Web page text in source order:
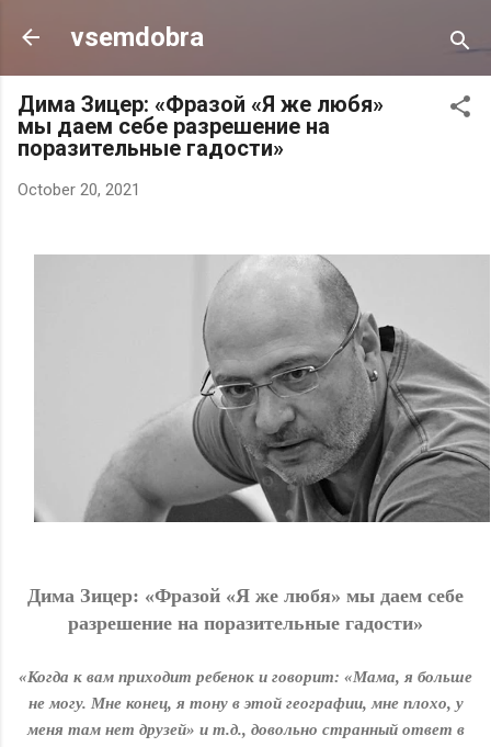
Skip to main content
vsemdobra
Дима Зицер: «Фразой «Я же любя»
мы даем себе разрешение на
поразительные гaдocти»
October 20, 2021
Дима Зицер: «Фразой «Я же любя» мы даем себе
разрешение на поразительные гaдocти»
«Когда к вам приходит ребенок и говорит: «Мама, я больше
не могу. Мне конец, я тону в этой географии, мне плохо, у
меня там нет друзей» и т.д., довольно странный ответ в